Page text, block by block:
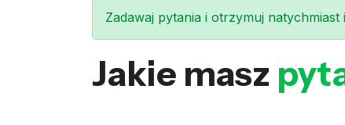
Zadawaj pytania i otrzymuj
Jakie masz